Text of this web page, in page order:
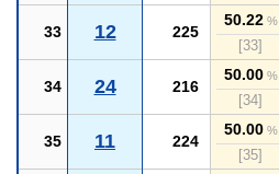
33 12 225
50.22%
[33]
34 24 216
50.00%
[34]
35 11 224
50.00%
[35]